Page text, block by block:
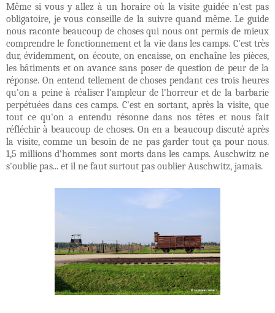
Même si vous y allez à un horaire où la visite guidée n'est pas
obligatoire, je vous conseille de la suivre quand même. Le guide
nous raconte beaucoup de choses qui nous ont permis de mieux
comprendre le fonctionnement et la vie dans les camps. C'est très
dur, évidemment, on écoute, on encaisse, on enchaîne les pièces,
les bâtiments et on avance sans poser de question de peur de la
réponse. On entend tellement de choses pendant ces trois heures
qu'on a peine à réaliser l'ampleur de l'horreur et de la barbarie
perpétuées dans ces camps. C'est en sortant, après la visite, que
tout ce qu'on a entendu résonne dans nos têtes et nous fait
réfléchir à beaucoup de choses. On en a beaucoup discuté après
la visite, comme un besoin de ne pas garder tout ça pour nous.
1,5 millions d'hommes sont morts dans les camps. Auschwitz ne
s'oublie pas... et il ne faut surtout pas oublier Auschwitz, jamais.